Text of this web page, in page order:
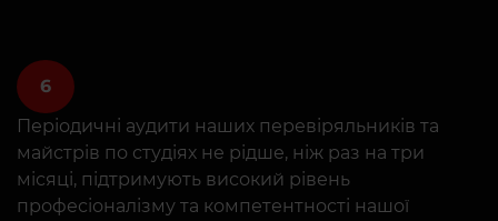
6
Періодичні аудити наших перевіряльників та
майстрів по студіях не рідше, ніж раз на три
місяці, підтримують високий рівень
професіоналізму та компетентності нашої